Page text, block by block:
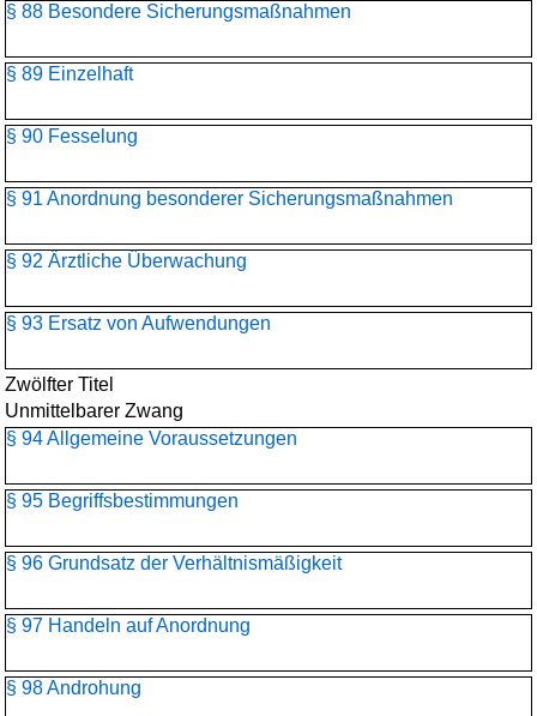
§ 88 Besondere Sicherungsmaßnahmen
§ 89 Einzelhaft
§ 90 Fesselung
§ 91 Anordnung besonderer Sicherungsmaßnahmen
§ 92 Ärztliche Überwachung
§ 93 Ersatz von Aufwendungen
Zwölfter Titel
Unmittelbarer Zwang
§ 94 Allgemeine Voraussetzungen
§ 95 Begriffsbestimmungen
§ 96 Grundsatz der Verhältnismäßigkeit
§ 97 Handeln auf Anordnung
§ 98 Androhung